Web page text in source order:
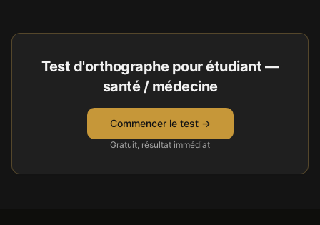
Test d'orthographe pourétudiant —
santé / médecine
Commencer le test →
Gratuit, résultat immédiat